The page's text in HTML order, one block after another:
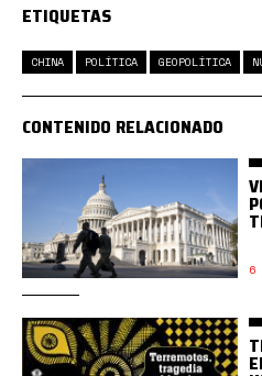
ETIQUETAS
CHINA POLÍTICA GEOPOLÍTICA
CONTENIDO RELACIONADO
6